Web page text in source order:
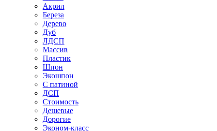
Акрил
Береза
Дерево
Дуб
ЛДСП
Массив
Пластик
Шпон
Экошпон
С патиной
ДСП
Стоимость
Дешевые
Дорогие
Эконом-класс